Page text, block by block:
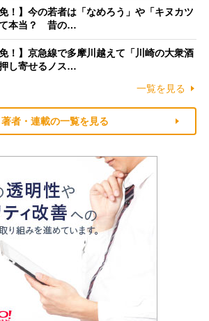
！】今の若者は「なめろう」や「キヌカツ
て本当？ 昔の…
！】京急線で多摩川越えて「川崎の大衆酒
し寄せるノス…
一覧を見る
著者・連載の一覧を見る